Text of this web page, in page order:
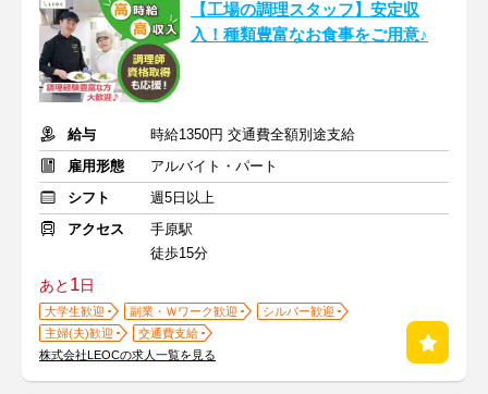
【工場の調理スタッフ】安定収
入！種類豊富なお食事をご用意♪
給与
時給1350円 交通費全額別途支給
雇用形態
アルバイト・パート
シフト
週5日以上
アクセス
手原駅
徒歩15分
あと 1日
大学生歓迎 副業・Ｗワーク歓迎
シルバー歓迎
主婦(夫)歓迎
交通費支給
株式会社LEOCの求人一覧を見る